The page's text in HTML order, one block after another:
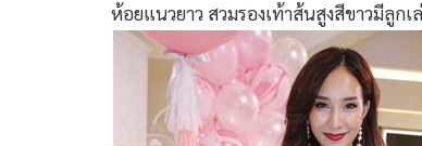
ห้อยแนวยาว สวมรองเท้าส้นสูงสีขาวมีลูก